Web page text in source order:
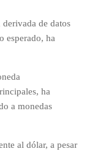
de datos
esperado, ha
ha
a monedas
al dólar, a pesar